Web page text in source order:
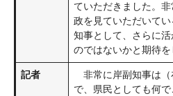
ていただきました。
政を見ていただいて
知事として、さらに
のではないかと期待を
記者
非常に岸副知事は（
で、県民としても何